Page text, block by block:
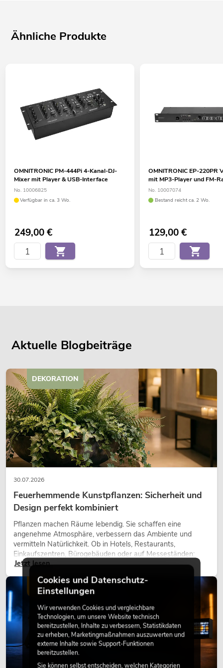
Ähnliche Produkte
OMNITRONIC PM-444Pi 4-Kanal-DJ-
Mixer mit Player & USB-Interface
No. 10006825
Verfügbar in ca. 3 Wo.
249,00€
OMNITRONIC EP-220PR
mit MP3-Player und FM-
No. 10007074
Bestand reicht ca. 2 Wo.
129,00€
Aktuelle Blogbeiträge
30.07.2026
Feuerhemmende Kunstpflanzen: Sicherheit und
Design perfekt kombiniert
Pflanzen machen Räume lebendig. Sie schaffen eine
angenehme Atmosphäre, verbessern das Ambiente und
vermitteln Natürlichkeit. Ob in Hotels, Restaurants,
Einkaufszentren, Bürogebäuden oder auf Messeständen:
eine hochwertige Begrünung gehört heute längst zum
modernen Raumkonzept.
Jetzt lesen
DEKORATION
LICHT
Cookies und Datenschutz-
Einstellungen
Wir verwenden Cookies und vergleichbare
Technologien, um unsere Website technisch
bereitzustellen, Inhalte zu verbessern, Statistikdaten
zu erheben, Marketingmaßnahmen auszuwerten und
externe Inhalte sowie Support-Funktionen
bereitzustellen.
Sie können selbst entscheiden, welchen Kategorien